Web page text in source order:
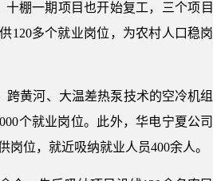
棚一期项目也开始复工，三个项目
120多个就业岗位，为农村人口稳岗
黄河、大温差热泵技术的空冷机组
个就业岗位。此外，华电宁夏公司
位，就近吸纳就业人员400余人。